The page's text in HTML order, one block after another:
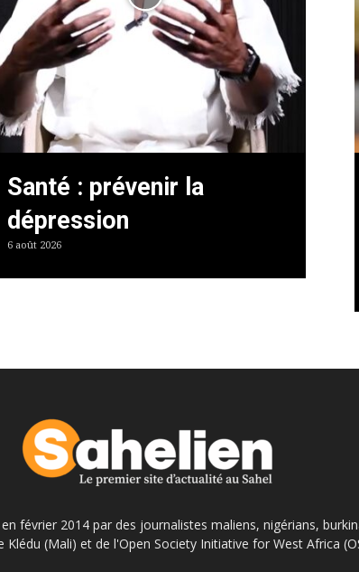
Santé : prévenir la
dépression
6 août 2026
février 2014 par des journalistes maliens, nigérians,
Klédu (Mali) et de l'Open Society Initiative for West Africa